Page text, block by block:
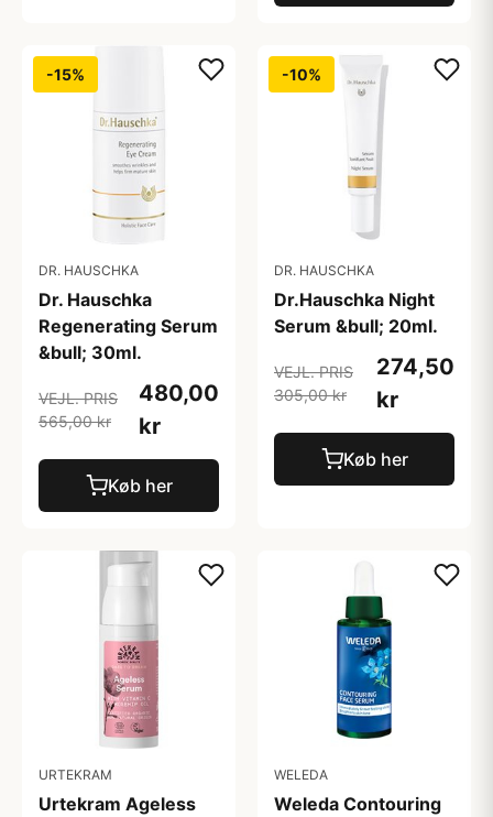
-15%
DR. HAUSCHKA
Dr. Hauschka
Regenerating Serum
&bull; 30ml.
VEJL. PRIS
565,00 kr
480,00
kr
Køb her
-10%
DR. HAUSCHKA
Dr.Hauschka Night
Serum &bull; 20ml.
VEJL. PRIS
305,00 kr
274,50
kr
Køb her
URTEKRAM
Urtekram Ageless
WELEDA
Weleda Contouring